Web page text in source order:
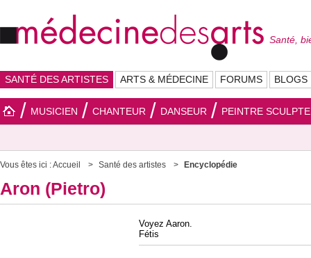
Santé,
SANTÉ DES ARTISTES ARTS & MÉDECINE FORUMS BLOGS
MUSICIEN CHANTEUR DANSEUR PEINTRE
Vous êtes ici :Accueil Santé des artistes Encyclopédie
Aron (Pietro)
Voyez Aaron.
Fétis